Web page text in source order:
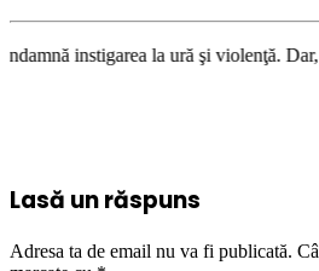
la ură şi violenţă. Dar, după cum
Lasă un răspuns
Adresa ta de email nu va fi publicată.